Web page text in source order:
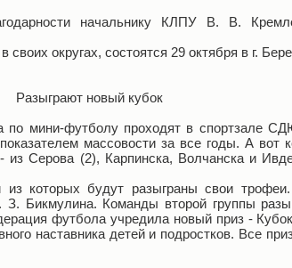
начальнику КЛПУ В. В.
округах, состоятся 29 октября в г.
Разыграют новый кубок
по мини-футболу проходят в спортзале
массовости за все годы. А вот
из Серова (2), Карпинска, Волчанска и
которых будут разыграны свои
Бикмулина. Команды второй группы
футбола учредила новый приз -
наставника детей и подростков. Все